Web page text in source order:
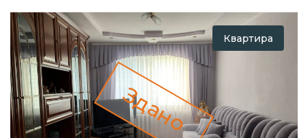
Квартира
Здано